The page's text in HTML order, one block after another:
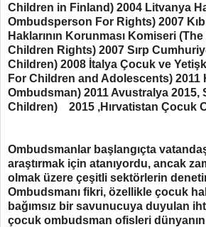
Children in Finland) 2004 Litvanya
Ombudsperson For Rights) 2007
Haklarının Korunması Komiseri
Children Rights) 2007 Sırp
Children) 2008 İtalya Çocuk ve
For Children and Adolescents)
Ombudsman) 2011 Avustralya
Children) 2015 ,Hırvatistan Çocuk
Ombudsmanlar başlangıçta
araştırmak için atanıyordu, ancak
olmak üzere çeşitli sektörlerin
Ombudsmanı fikri, özellikle çocuk
bağımsız bir savunucuya duyulan
çocuk ombudsman ofisleri